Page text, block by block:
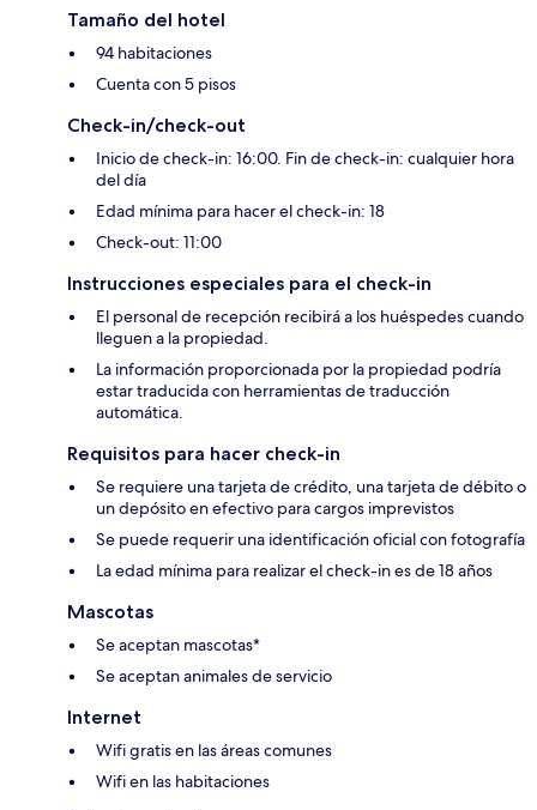
Tamaño del hotel
94 habitaciones
Cuenta con 5 pisos
Check-in/check-out
Inicio de check-in: 16:00. Fin de check-in: cualquier hora
del día
Edad mínima para hacer el check-in: 18
Check-out: 11:00
Instrucciones especiales para el check-in
El personal de recepción recibirá a los huéspedes cuando
lleguen a la propiedad.
La información proporcionada por la propiedad podría
estar traducida con herramientas de traducción
automática.
Requisitos para hacer check-in
Se requiere una tarjeta de crédito, una tarjeta de débito o
un depósito en efectivo para cargos imprevistos
Se puede requerir una identificación oficial con fotografía
La edad mínima para realizar el check-in es de 18 años
Mascotas
Se aceptan mascotas*
Se aceptan animales de servicio
Internet
Wifi gratis en las áreas comunes
Wifi en las habitaciones